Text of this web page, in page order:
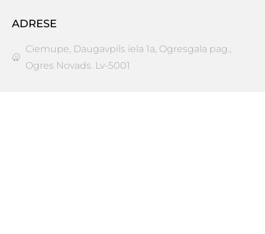
ADRESE
Ciemupe, Daugavpils iela 1a, Ogresgala pag.,
Ogres Novads. Lv-5001